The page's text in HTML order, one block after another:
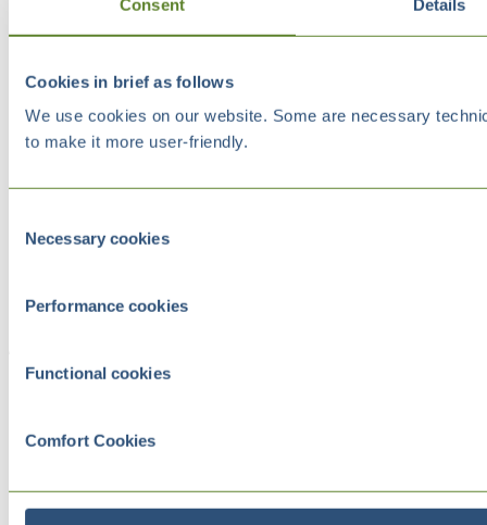
Consent Details
Cookies in brief as follows
We use cookies on our website. Some are necessary
to make it more user-friendly.
Selection
Necessary cookies
Performance cookies
Functional cookies
Comfort Cookies